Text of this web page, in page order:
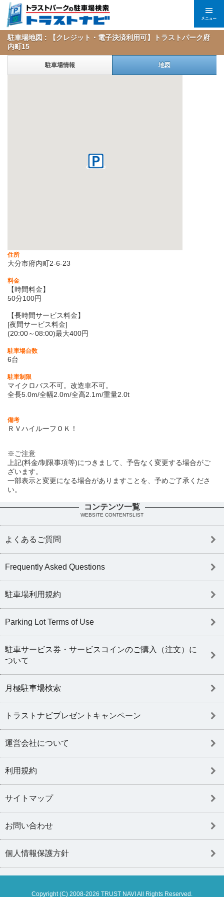
駐車場地図 : 【クレジット・電子決済利用可】トラストパーク府
内町15
駐車場情報 地図
住所
大分市府内町2-6-23
料金
【時間料金】
50分100円
【長時間サービス料金】
[夜間サービス料金]
(20:00～08:00)最大400円
駐車場台数
6台
駐車制限
マイクロバス不可。改造車不可。
全長5.0m/全幅2.0m/全高2.1m/重量2.0t
備考
ＲＶハイルーフＯＫ！
※ご注意
上記(料金/制限事項等)につきまして、予告なく変更する場合がご
ざいます。
一部表示と変更になる場合がありますことを、予めご了承くださ
い。
コンテンツ一覧
WEBSITE CONTENTSLIST
よくあるご質問
Frequently Asked Questions
駐車場利用規約
Parking Lot Terms of Use
駐車サービス券・サービスコインのご購入（注文）に
ついて
月極駐車場検索
トラストナビプレゼントキャンペーン
運営会社について
利用規約
サイトマップ
お問い合わせ
個人情報保護方針
Copyright (C) 2008-2026 TRUST NAVI All Rights Reserved.